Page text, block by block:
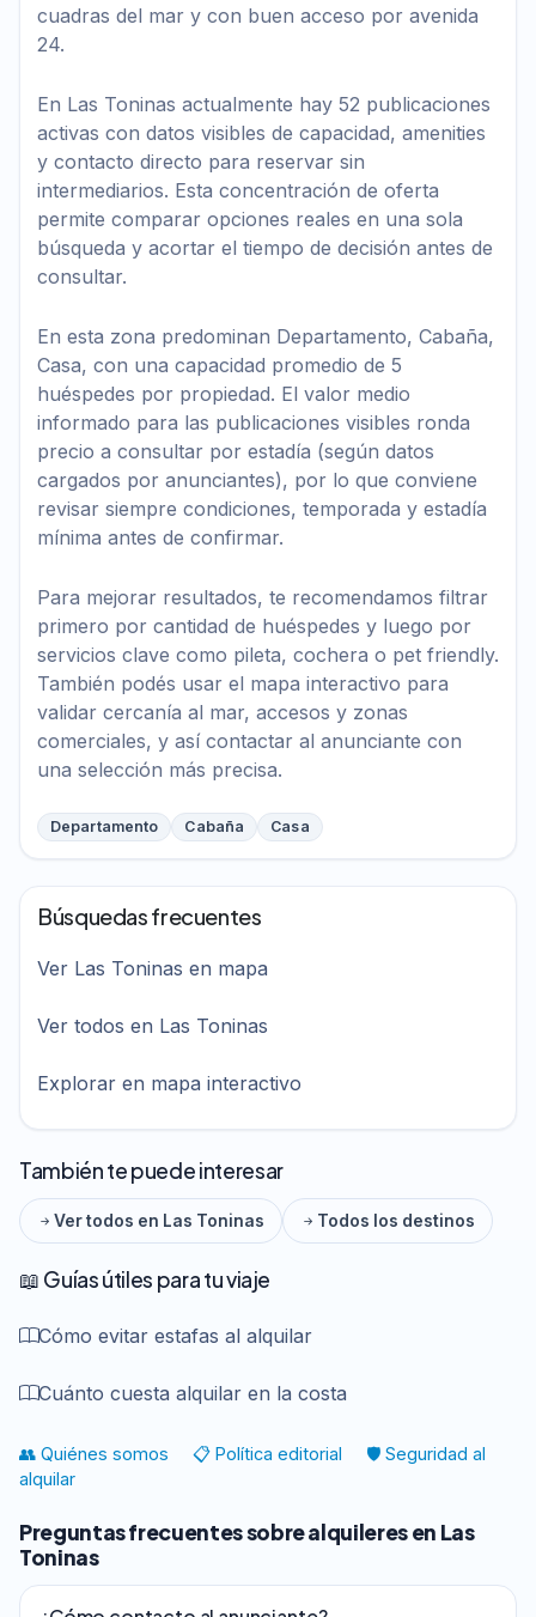
cuadras del mar y con buen acceso por avenida
24.
En Las Toninas actualmente hay 52 publicaciones
activas con datos visibles de capacidad, amenities
y contacto directo para reservar sin
intermediarios. Esta concentración de oferta
permite comparar opciones reales en una sola
búsqueda y acortar el tiempo de decisión antes de
consultar.
En esta zona predominan Departamento, Cabaña,
Casa, con una capacidad promedio de 5
huéspedes por propiedad. El valor medio
informado para las publicaciones visibles ronda
precio a consultar por estadía (según datos
cargados por anunciantes), por lo que conviene
revisar siempre condiciones, temporada y estadía
mínima antes de confirmar.
Para mejorar resultados, te recomendamos filtrar
primero por cantidad de huéspedes y luego por
servicios clave como pileta, cochera o pet friendly.
También podés usar el mapa interactivo para
validar cercanía al mar, accesos y zonas
comerciales, y así contactar al anunciante con
una selección más precisa.
Departamento Cabaña Casa
Búsquedas frecuentes
Ver Las Toninas en mapa
Ver todos en Las Toninas
Explorar en mapa interactivo
También te puede interesar
Ver todos en Las Toninas Todos los destinos
📖 Guías útiles para tu viaje
Cómo evitar estafas al alquilar
Cuánto cuesta alquilar en la costa
👥 Quiénes somos 📋 Política editorial
🛡️ Seguridad al
alquilar
Preguntas frecuentes sobre alquileres en Las
Toninas